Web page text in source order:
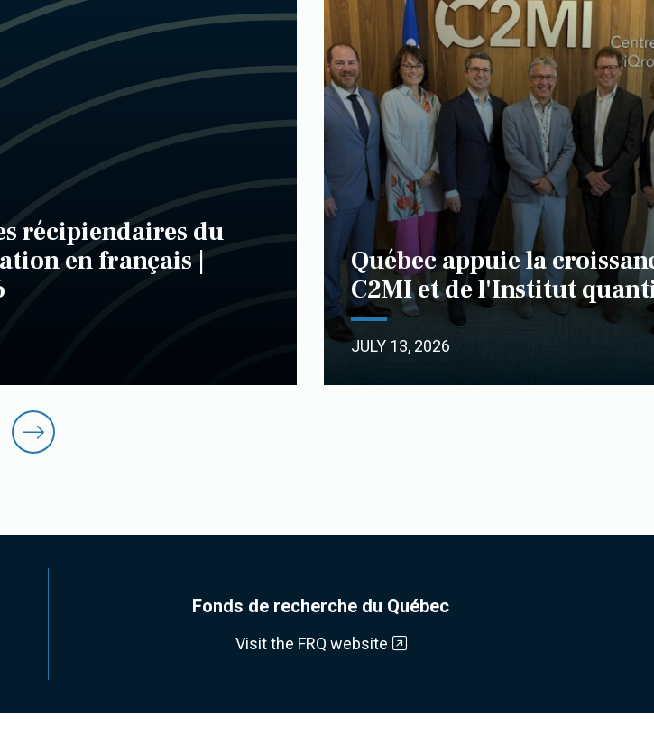
récipiendaires du
en français |
Québec appuie la
C2MI et de l'Institut
JULY 13, 2026
Fonds de recherche du Québec
Visit the FRQ website